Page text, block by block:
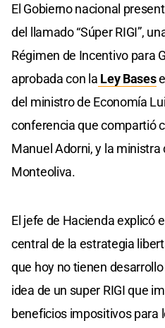
El Gobierno nacional
del llamado “Súper RIGI”,
Régimen de Incentivo para
aprobada con la Ley Bases
del ministro de Economía
conferencia que compartió
Manuel Adorni, y la
Monteoliva.
El jefe de Hacienda explicó
central de la estrategia
que hoy no tienen
idea de un super RIGI que
beneficios impositivos para